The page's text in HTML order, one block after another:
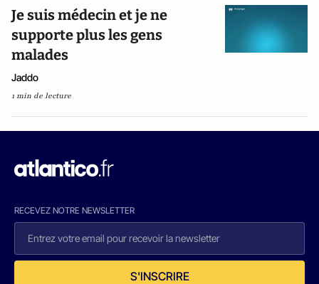
Je suis médecin et je ne
supporte plus les gens
malades
Jaddo
1 min de lecture
RECEVEZ NOTRE NEWSLETTER
S'INSCRIRE